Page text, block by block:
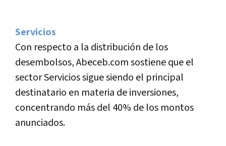
Servicios
Con respecto a la distribución de los
desembolsos, Abeceb.com sostiene que el
sector Servicios sigue siendo el principal
destinatario en materia de inversiones,
concentrando más del 40% de los montos
anunciados.